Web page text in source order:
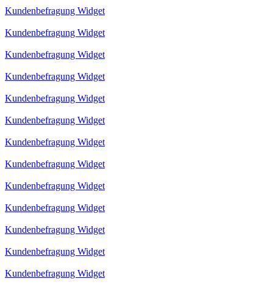
Kundenbefragung Widget
Kundenbefragung Widget
Kundenbefragung Widget
Kundenbefragung Widget
Kundenbefragung Widget
Kundenbefragung Widget
Kundenbefragung Widget
Kundenbefragung Widget
Kundenbefragung Widget
Kundenbefragung Widget
Kundenbefragung Widget
Kundenbefragung Widget
Kundenbefragung Widget